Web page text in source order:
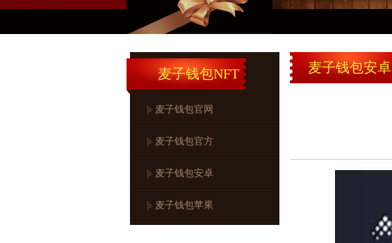
麦子钱包NFT
麦子钱包官网
麦子钱包官方
麦子钱包安卓
麦子钱包苹果
麦子钱包安卓